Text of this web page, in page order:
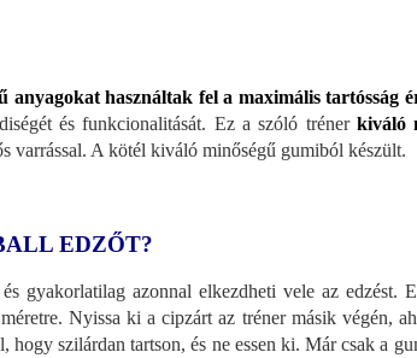
anyagokat használtak fel a maximális tartósság
és funkcionalitását. Ez a szóló tréner kiváló
varrással. A kötél kiváló minőségű gumiból készült.
EDZŐT?
gyakorlatilag azonnal elkezdheti vele az edzést.
Nyissa ki a cipzárt az tréner másik végén,
hogy szilárdan tartson, és ne essen ki. Már csak a